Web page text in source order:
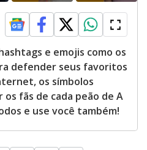
e emojis como os
defender seus favoritos
os símbolos
fãs de cada peão de A
e use você também!